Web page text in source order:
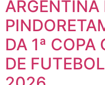
ARGENTINA
DA 1ª COPA
DE